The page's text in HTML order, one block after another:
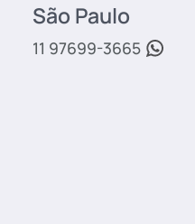
São Paulo
11 97699-3665